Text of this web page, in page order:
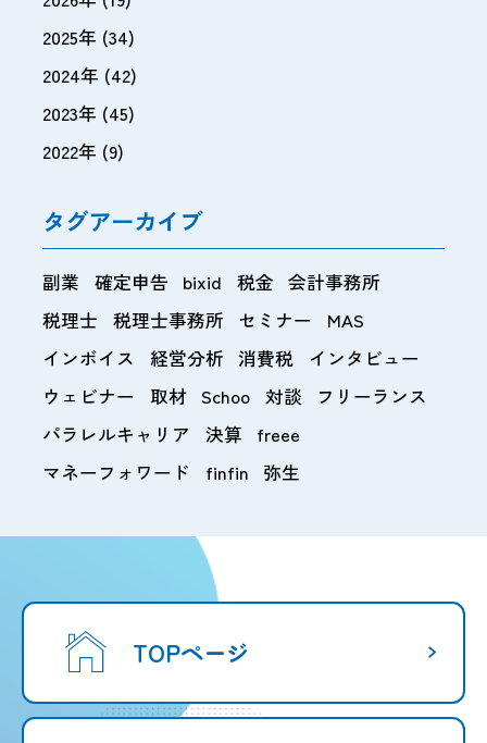
2025年 (34)
2024年 (42)
2023年 (45)
2022年 (9)
タグアーカイブ
副業 確定申告 bixid 税金 会計事務所
税理士
税理士事務所 セミナー
MAS
インボイス
経営分析 消費税
インタビュー
ウェビナー
取材 Schoo 対談
フリーランス
パラレルキャリア
決算
freee
マネーフォワード
finfin 弥生
TOPページ